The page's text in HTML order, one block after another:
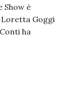
Show è
Goggi
ha